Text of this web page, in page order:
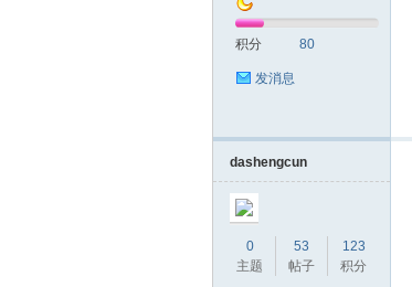
积分 80
发消息
dashengcun
0
主题
53
帖子
123
积分